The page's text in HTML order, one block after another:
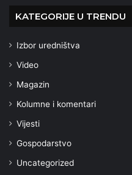
KATEGORIJE U TRENDU
Izbor uredništva
Video
Magazin
Kolumne i komentari
Vijesti
Gospodarstvo
Uncategorized